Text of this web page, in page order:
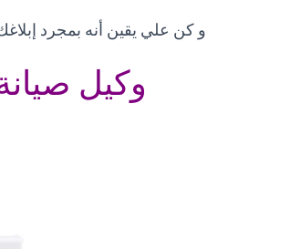
و كن علي يقين أنه بمجرد
وكيل